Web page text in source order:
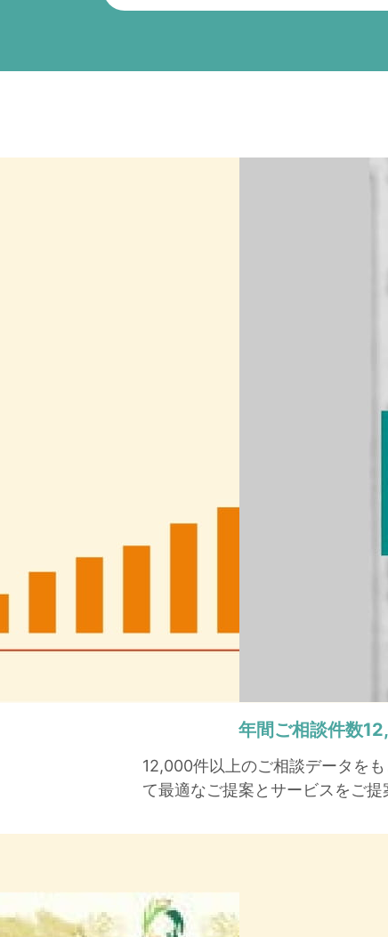
年間ご相談件数
12,000件以上のご相談データを
て最適なご提案とサービスをご提